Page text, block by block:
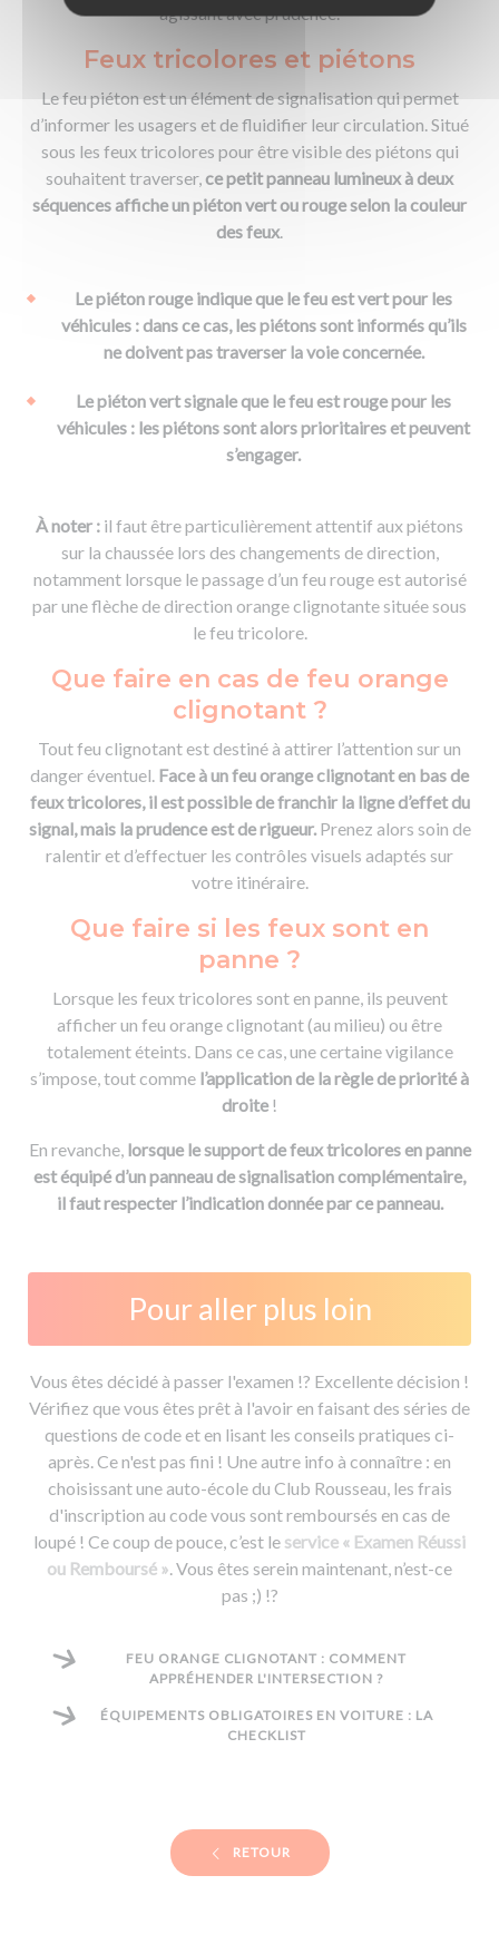
agissant avec prudence.
Feux tricolores et piétons
Le feu piéton est un élément de signalisation qui permet
d’informer les usagers et de fluidifier leur circulation. Situé
sous les feux tricolores pour être visible des piétons qui
souhaitent traverser,ce petit panneau lumineux à deux
séquences affiche un piéton vert ou rouge selon la couleur
des feux.
Le piéton rouge indique que le feu est vert pour les
véhicules : dans ce cas, les piétons sont informés qu’ils
ne doivent pas traverser la voie concernée.
Le piéton vert signale que le feu est rouge pour les
véhicules : les piétons sont alors prioritaires et peuvent
s’engager.
À noter : il faut être particulièrement attentif aux piétons
sur la chaussée lors des changements de direction,
notamment lorsque le passage d’un feu rouge est autorisé
par une flèche de direction orange clignotante située sous
le feu tricolore.
Que faire en cas de feu orange
clignotant ?
Tout feu clignotant est destiné à attirer l’attention sur un
danger éventuel. Face à un feu orange clignotant en bas de
feux tricolores, il est possible de franchir la ligne d’effet du
signal, mais la prudence est de rigueur.Prenez alors soin de
ralentir et d’effectuer les contrôles visuels adaptés sur
votre itinéraire.
Que faire si les feux sont en
panne ?
Lorsque les feux tricolores sont en panne, ils peuvent
afficher un feu orange clignotant (au milieu) ou être
totalement éteints. Dans ce cas, une certaine vigilance
s’impose, tout comme l’application de la règle de priorité à
droite !
En revanche, lorsque le support de feux tricolores en panne
est équipé d’un panneau de signalisation complémentaire,
il faut respecter l’indication donnée par ce panneau.
Pour aller plus loin
Vous êtes décidé à passer l'examen !? Excellente décision !
Vérifiez que vous êtes prêt à l'avoir en faisant des séries de
questions de code et en lisant les conseils pratiques ci-
après. Ce n'est pas fini ! Une autre info à connaître : en
choisissant une auto-école du Club Rousseau, les frais
d'inscription au code vous sont remboursés en cas de
loupé ! Ce coup de pouce, c’est le service « Examen Réussi
ou Remboursé ». Vous êtes serein maintenant, n’est-ce
pas ;) !?
FEU ORANGE CLIGNOTANT : COMMENT
APPRÉHENDER L'INTERSECTION ?
ÉQUIPEMENTS OBLIGATOIRES EN VOITURE : LA
CHECKLIST
RETOUR